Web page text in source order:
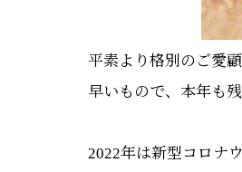
平素より格別のご愛
早いもので、本年も
2022年は新型コロナ